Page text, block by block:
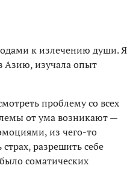
к излечению души. Я
Азию, изучала опыт
проблему со всех
от ума возникают —
из чего-то
разрешить себе
соматических